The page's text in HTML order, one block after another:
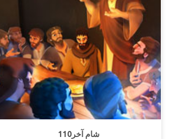
110شام آخر